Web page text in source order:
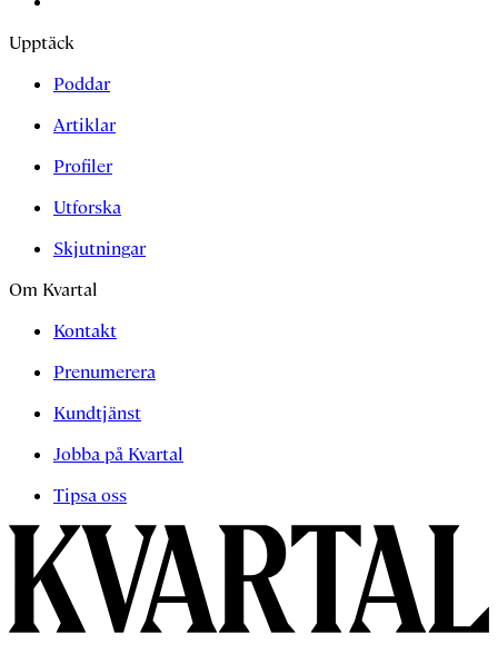
Upptäck
Poddar
Artiklar
Profiler
Utforska
Skjutningar
Om Kvartal
Kontakt
Prenumerera
Kundtjänst
Jobba på Kvartal
Tipsa oss